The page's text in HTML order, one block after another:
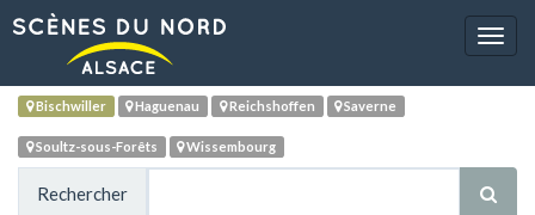
Bischwiller Haguenau Reichshoffen Saverne
Soultz-sous-Forêts Wissembourg
Rechercher